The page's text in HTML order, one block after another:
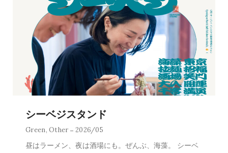
シーベジスタンド
Green,Other 2026/05
昼はラーメン、夜は酒場にも。ぜんぶ、海藻。 シーベ